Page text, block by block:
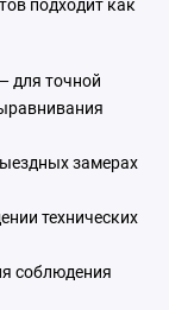
подходит как
для точной
замерах
технических
соблюдения